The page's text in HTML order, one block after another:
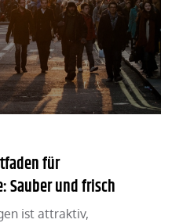
für
Sauber und frisch
ist attraktiv,